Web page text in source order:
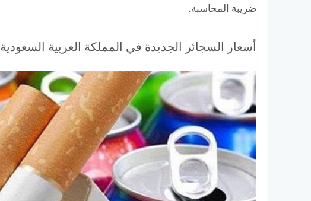
ضريبة المحاسبة.
أسعار السجائر الجديدة في المملكة العربية السعودية